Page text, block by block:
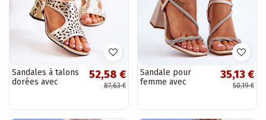
Sandales à talons
dorées avec
52,58 €
87,63 €
Sandale pour
femme avec
35,13 €
50,19 €